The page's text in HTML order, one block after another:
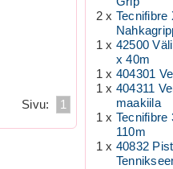
Sivu: 1
2 x Tecnifibre
1 x 42500
x 40m
1 x 404301
1 x 404311
maakiila
1 x Tecnifibre
110m
1 x 40832